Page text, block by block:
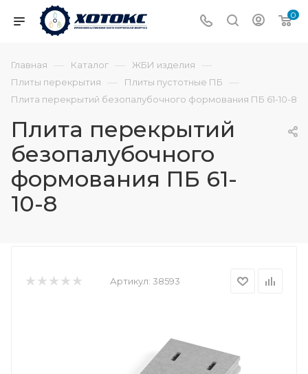
0
Главная — Каталог — ЖБИ изделия —
Плиты перекрытия — Плиты пустотные ПБ —
Плита перекрытий безопалубочного формования ПБ 61-10-8
Плита перекрытий
безопалубочного
формования ПБ 61-
10-8
Артикул: 38593